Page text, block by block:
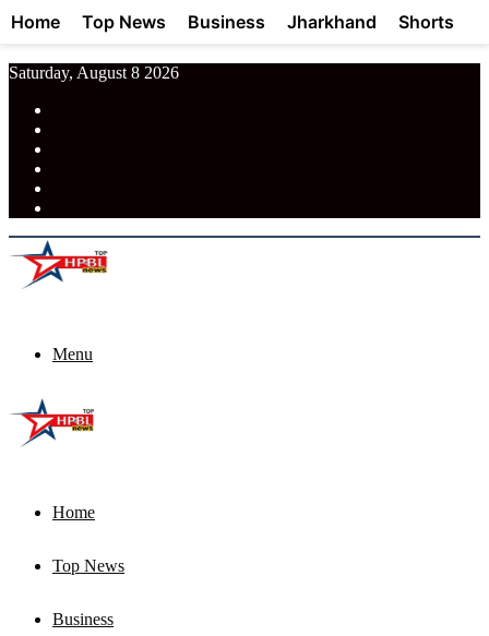
Saturday, August 8 2026
Menu
Home
Top News
Business
Home Top News Business Jharkhand Shorts